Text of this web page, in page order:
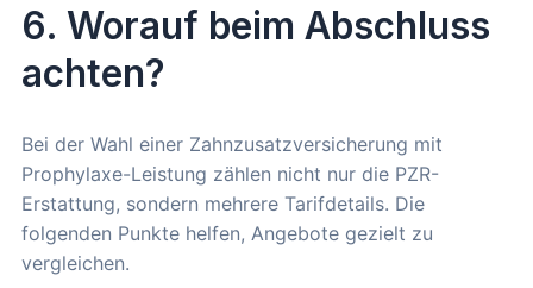
6. Worauf beim Abschluss
achten?
Bei der Wahl einer Zahnzusatzversicherung mit
Prophylaxe-Leistung zählen nicht nur die PZR-
Erstattung, sondern mehrere Tarifdetails. Die
folgenden Punkte helfen, Angebote gezielt zu
vergleichen.